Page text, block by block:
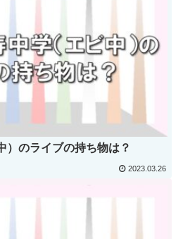
）のライブの持ち物は？
2023.03.26